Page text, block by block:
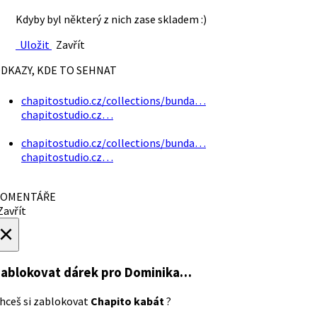
Kdyby byl některý z nich zase skladem :)
Uložit Zavřít
KDE TO SEHNAT
chapitostudio.cz/collections/bunda…
chapitostudio.cz…
chapitostudio.cz/collections/bunda…
chapitostudio.cz…
dárek pro Dominika…
si zablokovat Chapito kabát ?